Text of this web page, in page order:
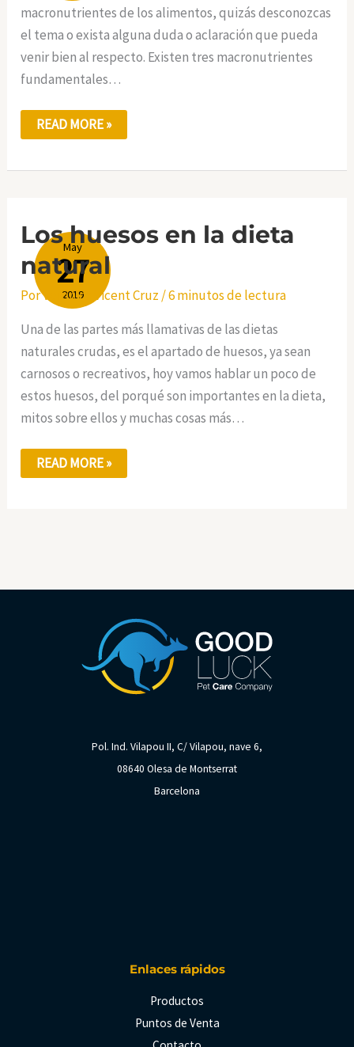
macronutrientes de los alimentos, quizás desconozcas
el tema o exista alguna duda o aclaración que pueda
venir bien al respecto. Existen tres macronutrientes
fundamentales…
READ MORE »
May
27
2019
Los huesos en la dieta
natural
PorVerónica Vicent Cruz /6 minutos de lectura
Una de las partes más llamativas de las dietas
naturales crudas, es el apartado de huesos, ya sean
carnosos o recreativos, hoy vamos hablar un poco de
estos huesos, del porqué son importantes en la dieta,
mitos sobre ellos y muchas cosas más…
HUESOS
EN
LA
DIETA
NATURAL
READ MORE »
Pol. Ind. Vilapou II, C/ Vilapou, nave 6,
08640 Olesa de Montserrat
Barcelona
Enlaces rápidos
Productos
Puntos de Venta